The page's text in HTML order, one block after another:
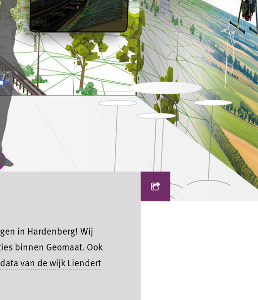
in Hardenberg! Wij
binnen Geomaat. Ook
data van de wijk Liendert